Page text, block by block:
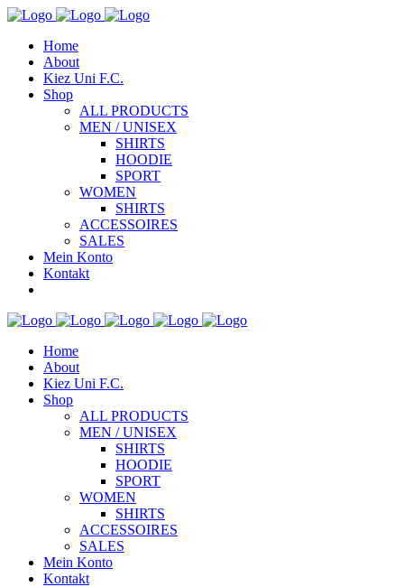
Home
About
Kiez Uni F.C.
Shop
ALL PRODUCTS
MEN / UNISEX
SHIRTS
HOODIE
SPORT
WOMEN
SHIRTS
ACCESSOIRES
SALES
Mein Konto
Kontakt
Home
About
Kiez Uni F.C.
Shop
ALL PRODUCTS
MEN / UNISEX
SHIRTS
HOODIE
SPORT
WOMEN
SHIRTS
ACCESSOIRES
SALES
Mein Konto
Kontakt